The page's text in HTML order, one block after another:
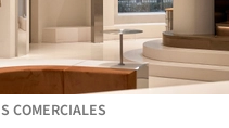
COMERCIALES